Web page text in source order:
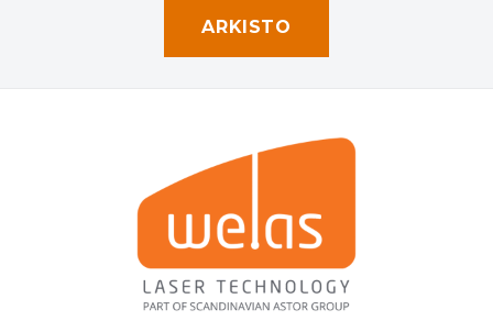
ARKISTO